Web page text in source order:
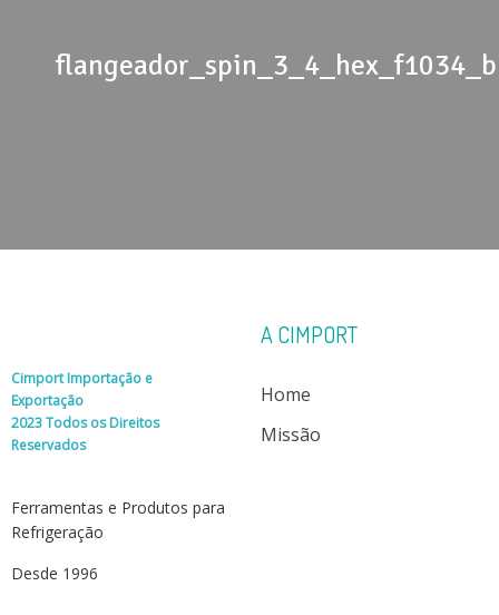
Cimport Importação e
Exportação
2023 Todos os Direitos
Reservados
Ferramentas e Produtos para
Refrigeração
Desde 1996
A CIMPORT
Home
Missão